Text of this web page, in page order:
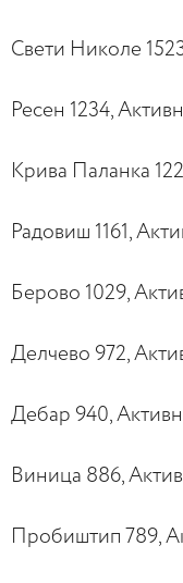
Свети Николе
Ресен 1234,
Крива Паланка
Радовиш 1161,
Берово 1029,
Делчево 972,
Дебар 940,
Виница 886,
Пробиштип 789,